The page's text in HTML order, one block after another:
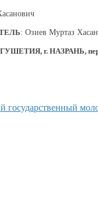
: Озиев Муртаз
г. НАЗРАНЬ, пер.